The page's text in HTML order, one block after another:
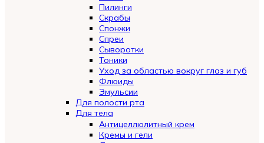
Пилинги
Скрабы
Спонжи
Спреи
Сыворотки
Тоники
Уход за областью вокруг глаз и губ
Флюиды
Эмульсии
Для полости рта
Для тела
Антицеллюлитный крем
Кремы и гели